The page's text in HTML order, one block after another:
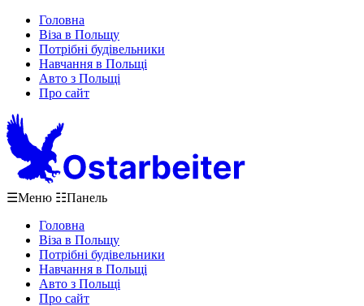
Головна
Віза в Польщу
Потрібні будівельники
Навчання в Польщі
Авто з Польщі
Про сайт
☰Меню ☷Панель
Головна
Віза в Польщу
Потрібні будівельники
Навчання в Польщі
Авто з Польщі
Про сайт